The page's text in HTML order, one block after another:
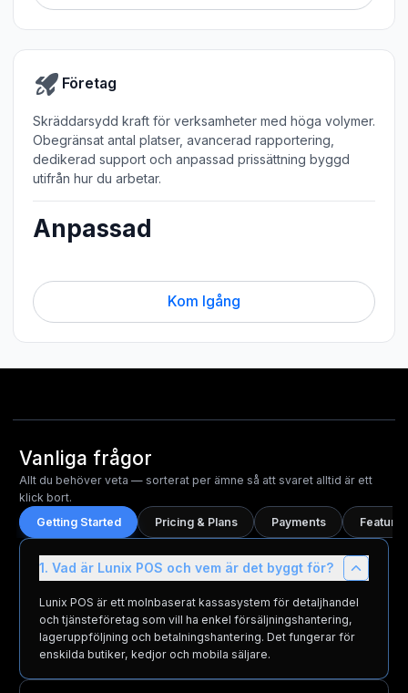
Företag
Skräddarsydd kraft för verksamheter med höga volymer.
Obegränsat antal platser, avancerad rapportering,
dedikerad support och anpassad prissättning byggd
utifrån hur du arbetar.
Anpassad
Kom Igång
Vanliga frågor
Allt du behöver veta — sorterat per ämne så att svaret alltid är ett
klick bort.
Getting Started
Pricing & Plans Payments
1. Vad är Lunix POS och vem är det byggt för?
Lunix POS är ett molnbaserat kassasystem för detaljhandel
och tjänsteföretag som vill ha enkel försäljningshantering,
lageruppföljning och betalningshantering. Det fungerar för
enskilda butiker, kedjor och mobila säljare.